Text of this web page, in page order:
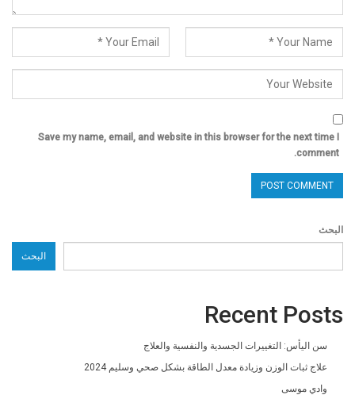
Save my name, email, and website in this browser for the next time I
comment.
البحث
البحث
Recent Posts
سن اليأس: التغييرات الجسدية والنفسية والعلاج
علاج ثبات الوزن وزيادة معدل الطاقة بشكل صحي وسليم 2024
وادي موسى